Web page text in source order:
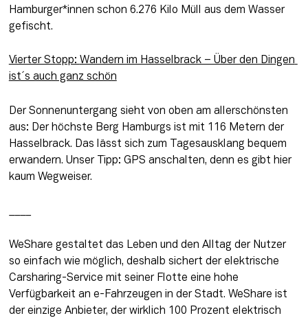
Hamburger*innen schon 6.276 Kilo Müll aus dem Wasser
gefischt.
Vierter Stopp: Wandern im Hasselbrack – Über den Dingen
ist´s auch ganz schön
Der Sonnenuntergang sieht von oben am allerschönsten
aus: Der höchste Berg Hamburgs ist mit 116 Metern der
Hasselbrack. Das lässt sich zum Tagesausklang bequem
erwandern. Unser Tipp: GPS anschalten, denn es gibt hier
kaum Wegweiser.
WeShare gestaltet das Leben und den Alltag der Nutzer
so einfach wie möglich, deshalb sichert der elektrische
Carsharing-Service mit seiner Flotte eine hohe
Verfügbarkeit an e-Fahrzeugen in der Stadt. WeShare ist
der einzige Anbieter, der wirklich 100 Prozent elektrisch